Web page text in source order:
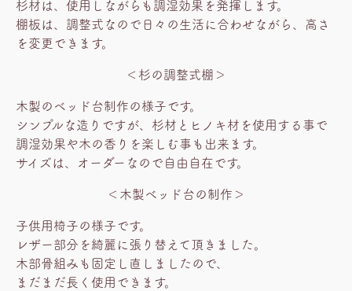
杉材は、使用しながらも調湿効果を発揮します。
棚板は、調整式なので日々の生活に合わせながら、高さ
を変更できます。
＜杉の調整式棚＞
木製のベッド台制作の様子です。
シンプルな造りですが、杉材とヒノキ材を使用する事で
調湿効果や木の香りを楽しむ事も出来ます。
サイズは、オーダーなので自由自在です。
＜木製ベッド台の制作＞
子供用椅子の様子です。
レザー部分を綺麗に張り替えて頂きました。
木部骨組みも固定し直しましたので、
まだまだ長く使用できます。